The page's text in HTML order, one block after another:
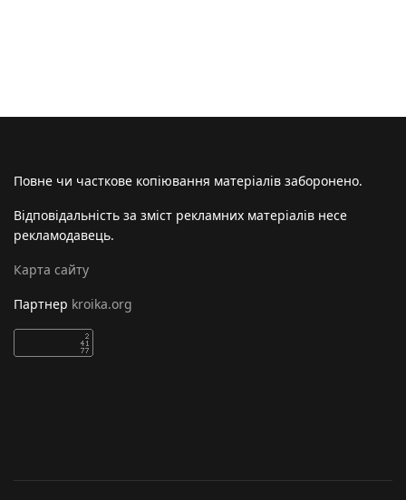
Повне чи часткове копіювання матеріалів заборонено.
Відповідальність за зміст рекламних матеріалів несе
рекламодавець.
Карта сайту
Партнер kroika.org